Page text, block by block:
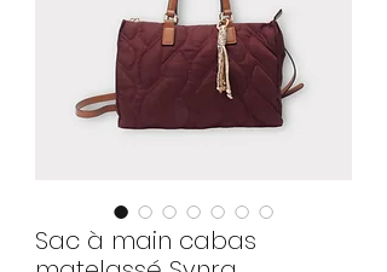
Sac à main cabas